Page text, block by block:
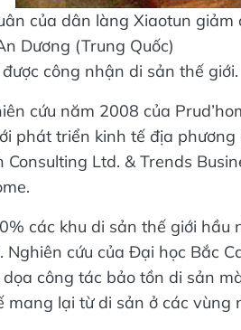
của dân làng Xiaotun giảm
Dương (Trung Quốc)
được công nhận di sản thế giới.
cứu năm 2008 của
phát triển kinh tế địa
Consulting Ltd. & Trends
các khu di sản thế giới
Nghiên cứu của Đại học Bắc
dọa công tác bảo tồn di sản
mang lại từ di sản ở các